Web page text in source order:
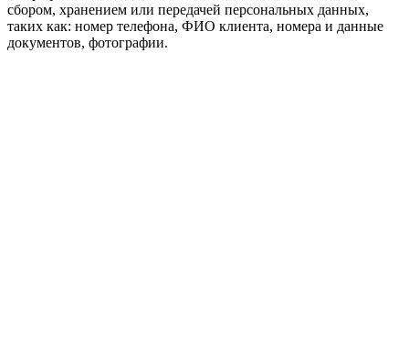
сбором, хранением или передачей персональных данных,
таких как: номер телефона, ФИО клиента, номера и данные
документов, фотографии.